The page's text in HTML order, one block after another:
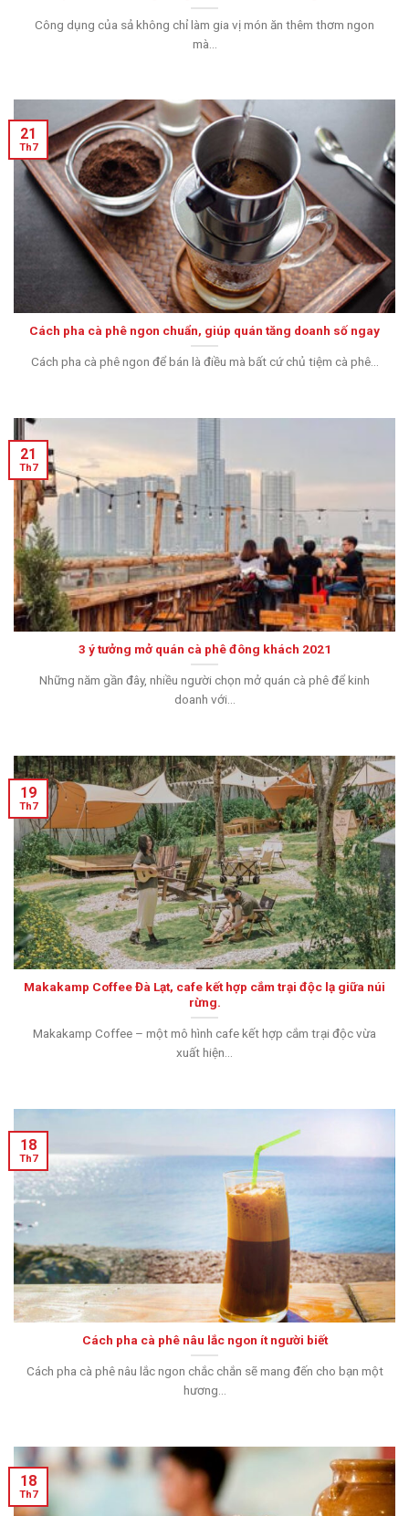
Công dụng của sả không chỉ làm gia vị món ăn thêm thơm ngon
mà...
Cách pha cà phê ngon chuẩn, giúp quán tăng doanh số ngay
Cách pha cà phê ngon để bán là điều mà bất cứ chủ tiệm cà phê...
21
Th7
3 ý tưởng mở quán cà phê đông khách 2021
Những năm gần đây, nhiều người chọn mở quán cà phê để kinh
doanh với...
21
Th7
Makakamp Coffee Đà Lạt, cafe kết hợp cắm trại độc lạ giữa núi
rừng.
Makakamp Coffee – một mô hình cafe kết hợp cắm trại độc vừa
xuất hiện...
19
Th7
Cách pha cà phê nâu lắc ngon ít người biết
Cách pha cà phê nâu lắc ngon chắc chắn sẽ mang đến cho bạn một
hương...
18
Th7
18
Th7